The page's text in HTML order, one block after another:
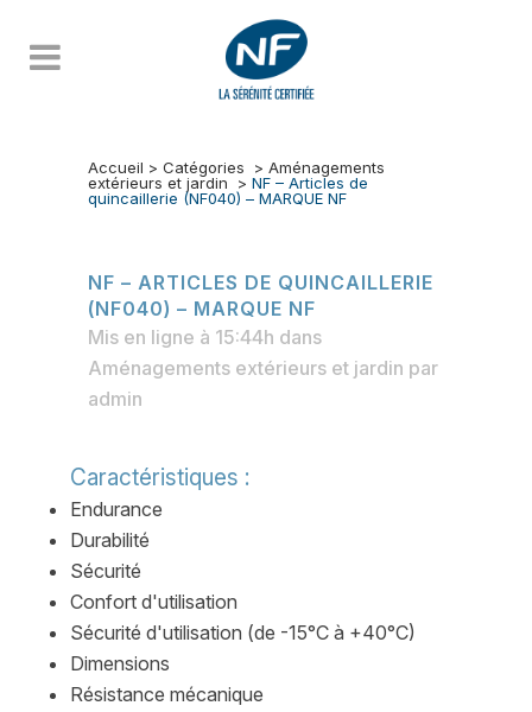
Accueil > Catégories > Aménagements
extérieurs et jardin
> NF – Articles de
quincaillerie (NF040) – MARQUE NF
NF – ARTICLES DE QUINCAILLERIE
(NF040) – MARQUE NF
Mis en ligne à 15:44h dans
Aménagements extérieurs et jardin par
admin
Caractéristiques :
Endurance
Durabilité
Sécurité
Confort d'utilisation
Sécurité d'utilisation (de -15°C à +40°C)
Dimensions
Résistance mécanique